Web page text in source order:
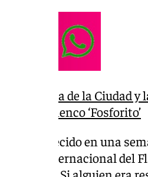
la medalla de la Ciudad
de flamenco ‘Fosforito’
ha fallecido en una
el Día Internacional del